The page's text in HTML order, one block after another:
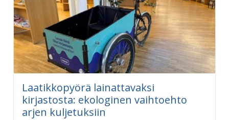
Laatikkopyörä lainattavaksi
kirjastosta: ekologinen vaihtoehto
arjen kuljetuksiin